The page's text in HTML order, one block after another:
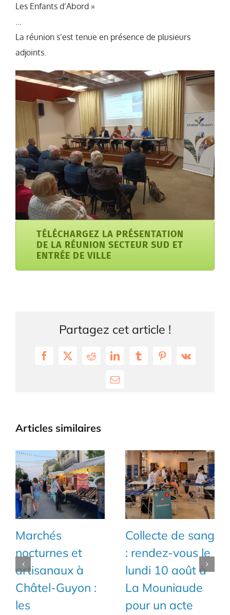
Les Enfants d’Abord »
La réunion s’est tenue en présence de plusieurs
adjoints.
TÉLÉCHARGEZ LA PRÉSENTATION
DE LA RÉUNION SECTEUR SUD ET
ENTRÉE DE VILLE
Partagez cet article !
Facebook
X RedditLinkedInTumblrPinterest
Vk
Email
Articles similaires
le
Géologix revient
pour son 70ème
salon des
minéraux à
La Soirée
Jeunes de
pour sa 7ème
édition !
juillet 18th, 2026